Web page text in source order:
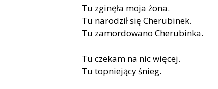
Tu zginęła moja żona.
Tu narodził się Cherubinek.
Tu zamordowano Cherubinka.
Tu czekam na nic więcej.
Tu topniejący śnieg.